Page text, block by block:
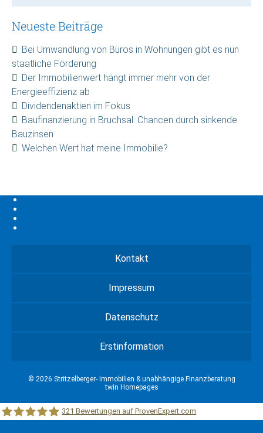
Neueste Beiträge
Bei Umwandlung von Büros in Wohnungen gibt es nun
staatliche Förderung
Der Immobilienwert hängt immer mehr von der
Energieeffizienz ab
Dividendenaktien im Fokus
Baufinanzierung in Bruchsal: Chancen durch sinkende
Bauzinsen
Welchen Wert hat meine Immobilie?
Kontakt
Impressum
Datenschutz
Erstinformation
© 2026 Stritzelberger- Immobilien & unabhängige Finanzberatung
twin Homepages
321 Bewertungen auf ProvenExpert.com